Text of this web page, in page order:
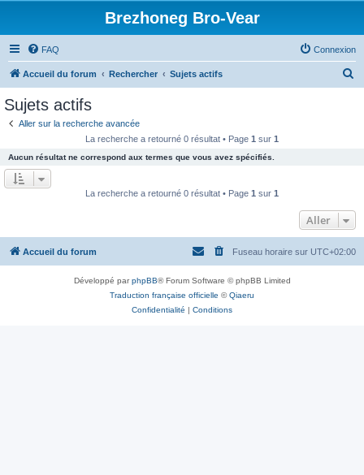
Brezhoneg Bro-Vear
FAQ Connexion
Accueil du forum Rechercher Sujets actifs
e
r
Sujets actifs
Aller sur la recherche avancée
La recherche a retourné 0 résultat • Page 1 sur 1
Aucun résultat ne correspond aux termes que vous avez spécifiés.
La recherche a retourné 0 résultat • Page 1 sur 1
Aller
Accueil du forum Fuseau horaire sur UTC+02:00
Développé parphpBB® Forum Software © phpBB Limited
Traduction française officielle ©Qiaeru
Confidentialité | Conditions